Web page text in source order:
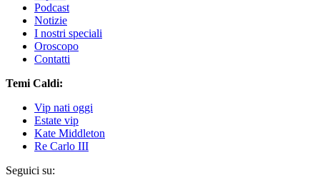
Podcast
Notizie
I nostri speciali
Oroscopo
Contatti
Temi Caldi:
Vip nati oggi
Estate vip
Kate Middleton
Re Carlo III
Seguici su: